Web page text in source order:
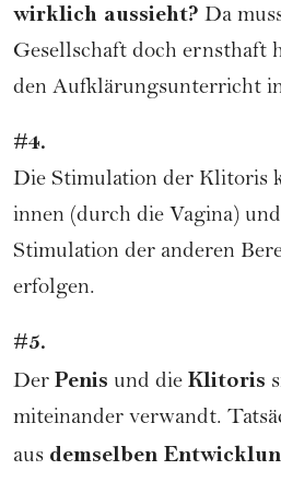
wirklich aussieht? Da
Gesellschaft doch ernsthaft
den Aufklärungsunterricht
#4.
Die Stimulation der Klitoris
innen (durch die Vagina)
Stimulation der anderen
erfolgen.
#5.
Der Penis und die Klitoris
miteinander verwandt.
aus demselben